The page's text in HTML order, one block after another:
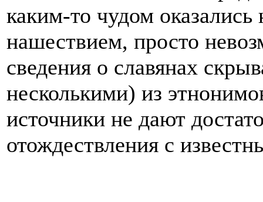
каким-то чудом
нашествием, просто
сведения о славянах
несколькими) из
источники не дают
отождествления с